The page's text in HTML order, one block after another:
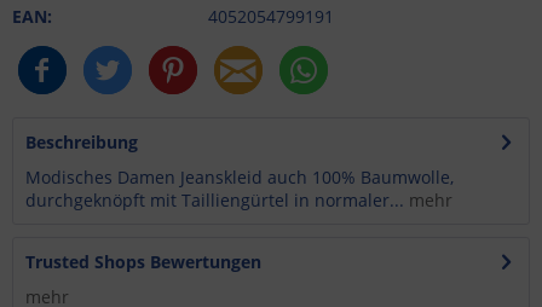
EAN:
4052054799191
Beschreibung
Modisches Damen Jeanskleid auch 100% Baumwolle,
durchgeknöpft mit Tailliengürtel in normaler... mehr
Trusted Shops Bewertungen
mehr